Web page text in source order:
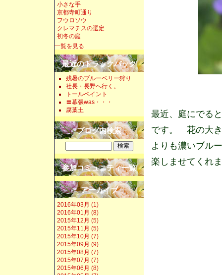
最近、庭にでる
です。 花の大き
よりも濃いブル
楽しませてくれ
小さな手
京都寺町通り
フウロソウ
クレマチスの選定
初冬の庭
一覧を見る
最近のトラックバック
残暑のブルーベリー狩り
社長・長野へ行く。
トールペイント
〓幕張was・・・
腐葉土
ブログ内検索
参加コミュニティ一覧
アーカイブ
2016年03月 (1)
2016年01月 (8)
2015年12月 (5)
2015年11月 (5)
2015年10月 (7)
2015年09月 (9)
2015年08月 (7)
2015年07月 (7)
2015年06月 (8)